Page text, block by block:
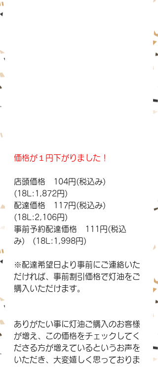
価格が１円下がりました！
店頭価格　104円(税込み)
(18L:1,872円)
配達価格　117円(税込み)
(18L:2,106円)
事前予約配達価格　111円(税込
み)　(18L:1,998円)
※配達希望日より事前にご連絡いた
だければ、事前割引価格で灯油をご
購入いただけます。
ありがたい事に灯油ご購入のお客様
が増え、この価格をチェックしてく
ださる方が増えているというお声を
いただき、大変嬉しく思っておりま